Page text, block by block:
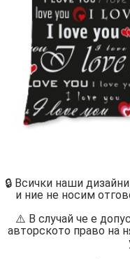
🔒 Всички наши
и ние не носим
⚠️ В случай че е
авторското право на